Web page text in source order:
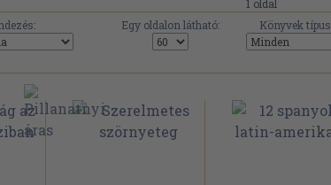
1 oldal
Egy oldalon látható: Könyvek